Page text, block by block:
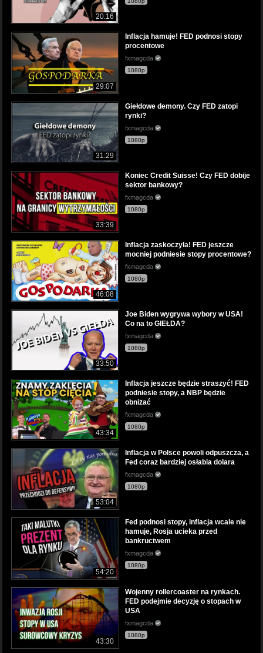
20:16
29:07
Inflacja hamuje! FED podnosi stopy
procentowe
fxmagcda
1080p
31:29
Giełdowe demony. Czy FED zatopi
rynki?
fxmagcda
1080p
33:39
Koniec Credit Suisse! Czy FED dobije
sektor bankowy?
fxmagcda
1080p
46:08
Inflacja zaskoczyła! FED jeszcze
mocniej podniesie stopy procentowe?
fxmagcda
1080p
33:50
Joe Biden wygrywa wybory w USA!
Co na to GIEŁDA?
fxmagcda
1080p
43:34
Inflacja jeszcze będzie straszyć! FED
podniesie stopy, a NBP będzie
obniżać
fxmagcda
1080p
53:04
Inflacja w Polsce powoli odpuszcza, a
Fed coraz bardziej osłabia dolara
fxmagcda
1080p
54:20
Fed podnosi stopy, inflacja wcale nie
hamuje, Rosja ucieka przed
bankructwem
fxmagcda
1080p
43:30
Wojenny rollercoaster na rynkach.
FED podejmie decyzję o stopach w
USA
fxmagcda
1080p